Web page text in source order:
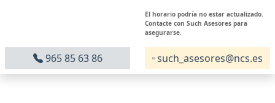
El horario podría no estar actualizado.
Contacte con Such Asesores para
asegurarse.
965 85 63 86 such_asesores@ncs.es